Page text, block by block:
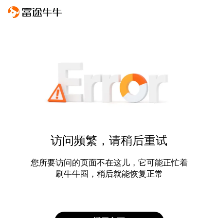
访问频繁，请稍后重试
您所要访问的页面不在这儿，它可能正忙着
刷牛牛圈，稍后就能恢复正常